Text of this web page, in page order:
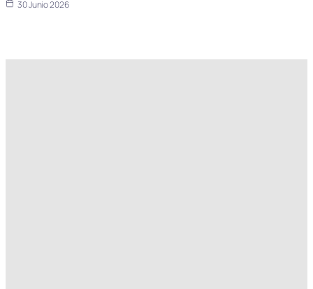
30 Junio 2026